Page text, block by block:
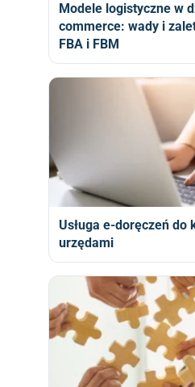
Modele logistyczne w
commerce: wady i
FBA i FBM
Usługa e-doręczeń do
urzędami